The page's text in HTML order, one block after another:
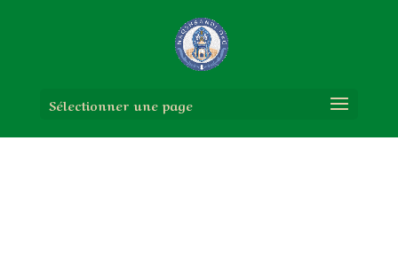
Sélectionner une page